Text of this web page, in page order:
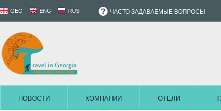
GEO ENG RUS ЧАСТО ЗАДАВАЕМЫЕ ВОПРОСЫ
НОВОСТИ КОМПАНИИ ОТЕЛИ